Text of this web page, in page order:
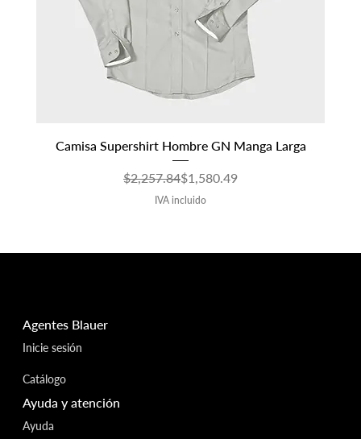
Camisa Supershirt Hombre GN Manga Larga
Precio
$2,257.84Precio de oferta
$1,580.49
IVA incluido
Agentes Blauer
Inicie sesión
Catálogo
Ayuda y atención
Ayuda